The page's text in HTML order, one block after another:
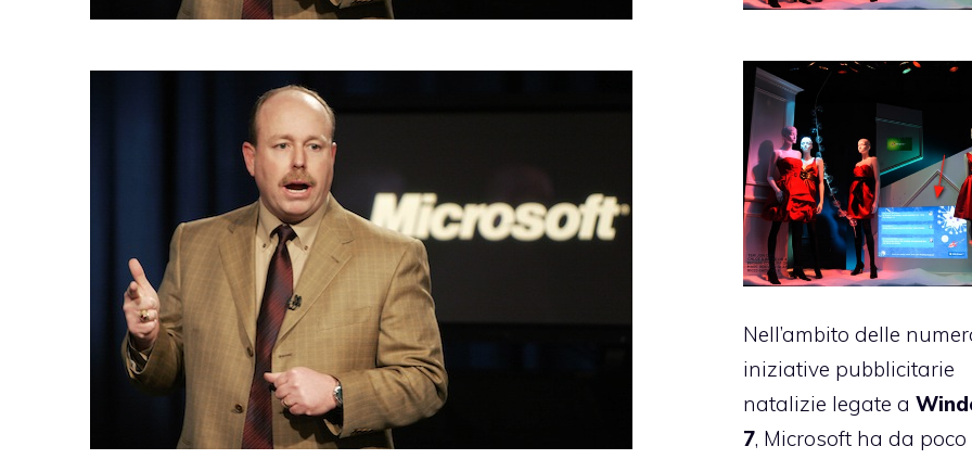
Nell’ambito delle
iniziative pubblicitarie
natalizie legate a
7, Microsoft ha da poco